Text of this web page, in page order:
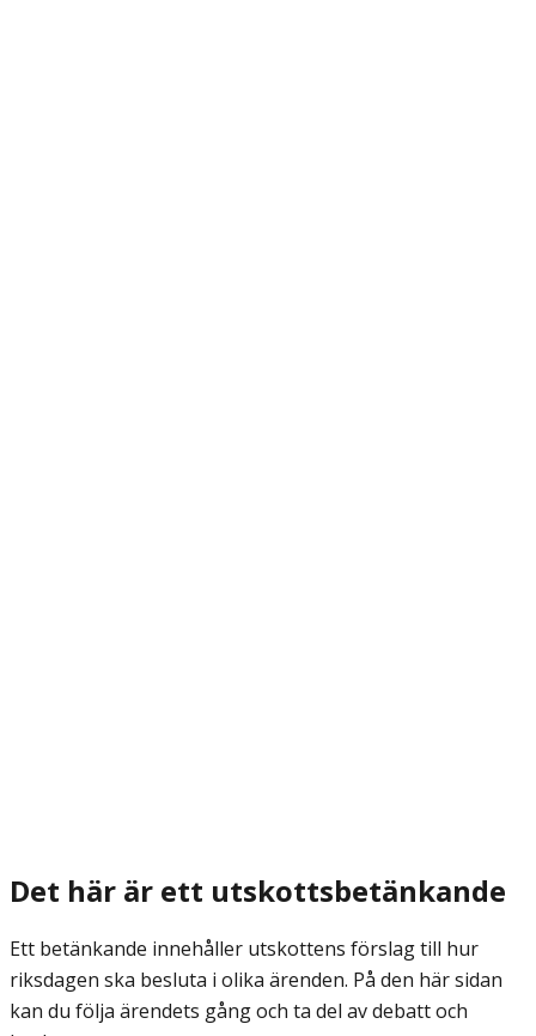
Det här är ett utskottsbetänkande
Ett betänkande innehåller utskottens förslag till hur
riksdagen ska besluta i olika ärenden. På den här sidan
kan du följa ärendets gång och ta del av debatt och